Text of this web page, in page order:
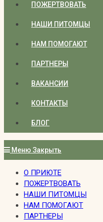
ПОЖЕРТВОВАТЬ
НАШИ ПИТОМЦЫ
НАМ ПОМОГАЮТ
ПАРТНЕРЫ
ВАКАНСИИ
КОНТАКТЫ
БЛОГ
Меню Закрыть
О ПРИЮТЕ
ПОЖЕРТВОВАТЬ
НАШИ ПИТОМЦЫ
НАМ ПОМОГАЮТ
ПАРТНЕРЫ